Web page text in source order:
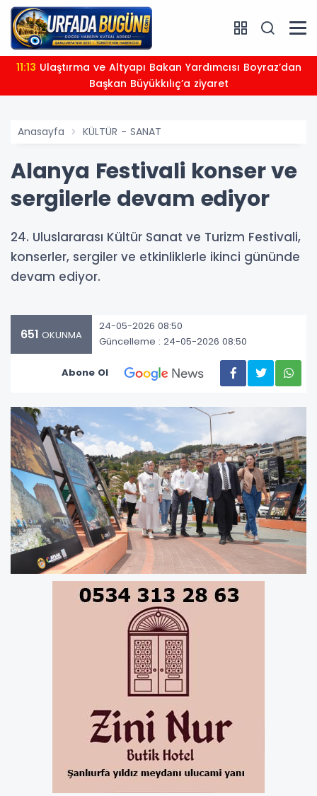
11:13
Başkan Büyükkılıç’a ziyaret
Anasayfa KÜLTÜR - SANAT
Alanya Festivali konser ve
sergilerle devam ediyor
24. Uluslararası Kültür Sanat ve Turizm Festivali,
konserler, sergiler ve etkinliklerle ikinci gününde
devam ediyor.
651 OKUNMA
24-05-2026 08:50
Güncelleme : 24-05-2026 08:50
Abone Ol